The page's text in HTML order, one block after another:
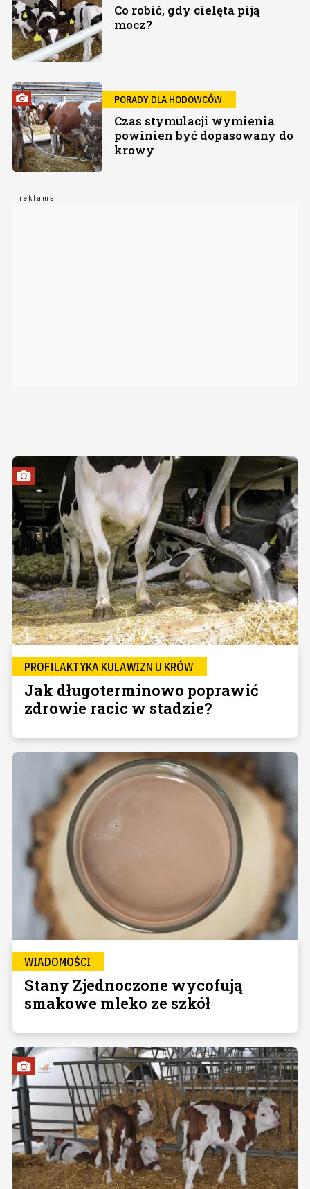
Co robić, gdy cielęta piją
mocz?
PORADY DLA HODOWCÓW
Czas stymulacji wymienia
powinien być dopasowany do
krowy
PROFILAKTYKA KULAWIZN U KRÓW
Jak długoterminowo poprawić
zdrowie racic w stadzie?
WIADOMOŚCI
Stany Zjednoczone wycofują
smakowe mleko ze szkół